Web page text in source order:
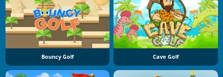
Bouncy Golf Cave Golf